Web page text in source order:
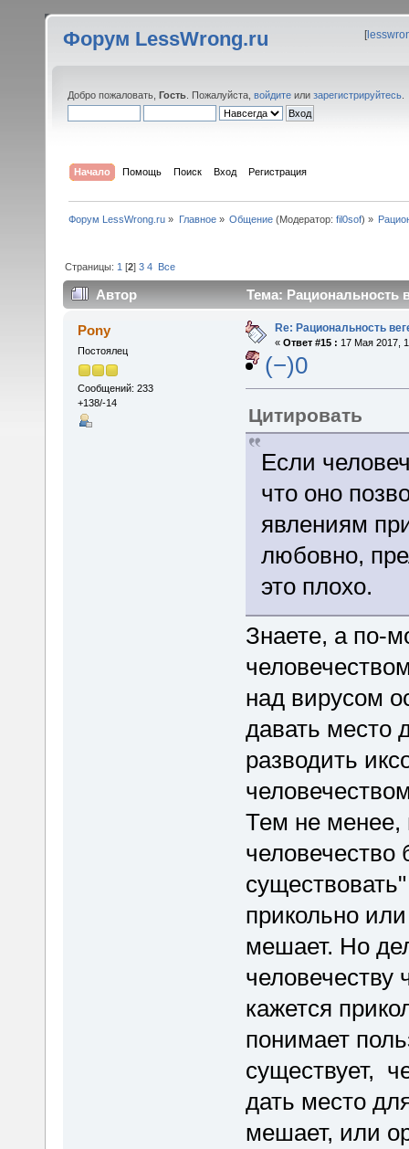
Форум LessWrong.ru [
Добро пожаловать, Гость . Пожалуйста, войдите или зарегистрируйтесь
Начало Помощь Поиск Вход Регистрация
Форум LessWrong.ru » Главное» Общение(Модератор: fil0sof) »
Страницы: 1 [2]3 4 Все
Автор Тема: Рациональность
Pony
Постоялец
Сообщений: 233
+138/-14
Re: Рациональность
« Ответ #15 : 17 Мая 2017,
(−)0
Цитировать
Если
что оно
явлениям
любовно,
это плохо.
Знаете, а по-
над вирусом
давать место
разводить
Тем не
человечество
прикольно
мешает. Но
кажется
понимает
существует,
дать место
мешает, или